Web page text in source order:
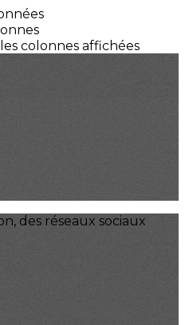
colonnes affichées
des réseaux sociaux